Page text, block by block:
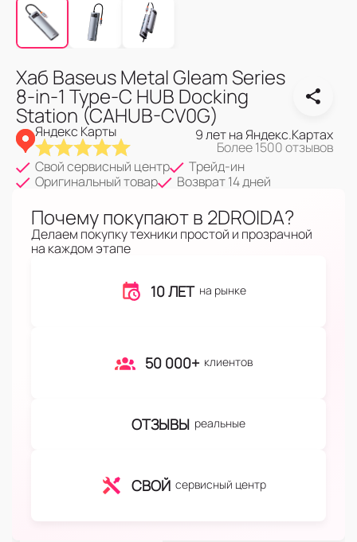
Хаб Baseus Metal Gleam Series
8-in-1 Type-C HUB Docking
Station (CAHUB-CV0G)
Яндекс Карты 9 лет на Яндекс.Картах
Более 1500 отзывов
Свой сервисный центр
Трейд-ин
Оригинальный товар
Возврат 14 дней
Почему покупают в 2DROIDA?
Делаем покупку техники простой и прозрачной
на каждом этапе
10 ЛЕТ на рынке
50 000+ клиентов
ОТЗЫВЫ реальные
СВОЙ сервисный центр